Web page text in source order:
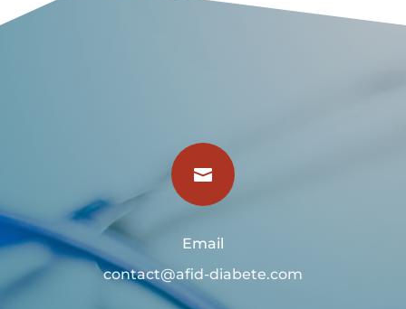

Email
contact@afid-diabete.com